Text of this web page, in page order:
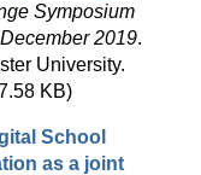
Symposium
2019.
University.
KB)
School
as a joint